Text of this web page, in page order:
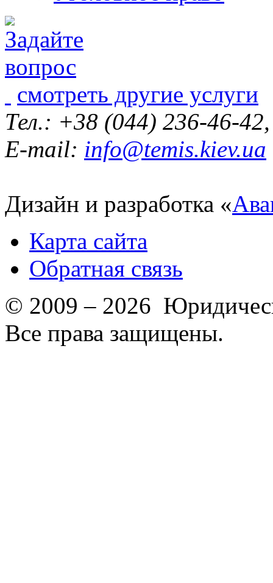
смотреть другие услуги
Тел.: +38 (044) 236-46-
E-mail: info@temis.kiev.ua
Дизайн и разработка «
Карта сайта
Обратная связь
© 2009 – 2026
Все права защищены.